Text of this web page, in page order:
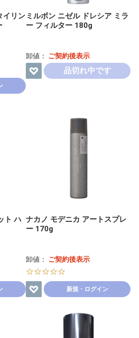
イリン ミルボン ニゼル ドレシア ミラ
ー フィルター 180g
卸値： ご契約後表示
品切れ中です
ト ハ ナカノ モデニカ アートスプレ
ー 170g
卸値： ご契約後表示
☆☆☆☆☆
新規・ログイン